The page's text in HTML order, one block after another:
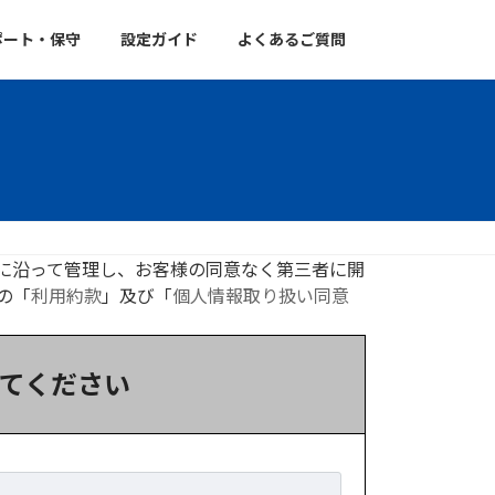
ト・保守 設定ガイド よくあるご質問
って管理し、 お客様の同意なく第三者に開
「利用約款 」及び 「個人情報取り扱い同意
ください